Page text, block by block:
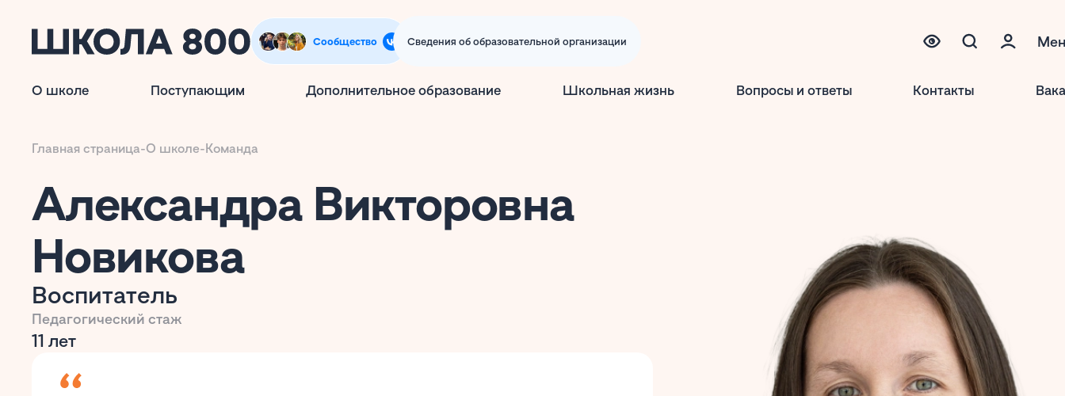
Сообщество Сведения об образовательной организации
О школе Поступающим Дополнительное образование Школьная жизнь Вопросы и ответы Контакты
Главная страница-О школе-Команда
Александра Викторовна
Новикова
Воспитатель
Педагогический стаж
11 лет